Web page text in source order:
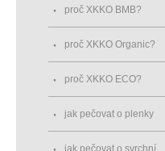
proč XKKO BMB?
proč XKKO Organic?
proč XKKO ECO?
jak pečovat o plenky
jak pečovat o svrchní